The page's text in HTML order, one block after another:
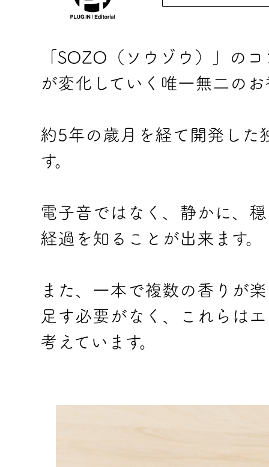
「SOZO（ソウゾウ）」の
が変化していく唯一無二の
約5年の歳月を経て開発した
す。
電子音ではなく、静かに、
経過を知ることが出来ます。
また、一本で複数の香りが
足す必要がなく、これらは
考えています。